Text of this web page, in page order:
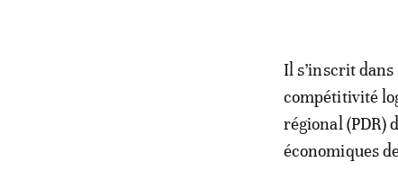
Il s’inscrit
compétitivité
régional (PDR)
économiques